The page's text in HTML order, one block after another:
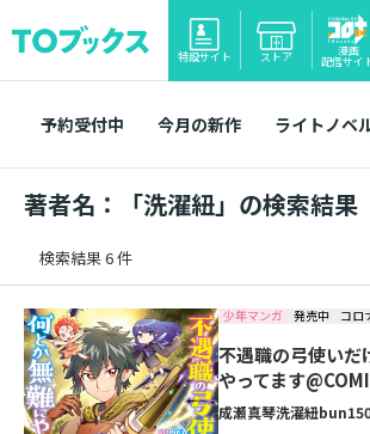
特設サイト ストア 漫画
配信サイ
予約受付中 今月の新作 ライトノベ
著者名：「洗濯紐」の検索結果
検索結果 6 件
少年マンガ 発売中 コロ
不遇職の弓使いだ
やってます
成瀬真琴洗濯紐